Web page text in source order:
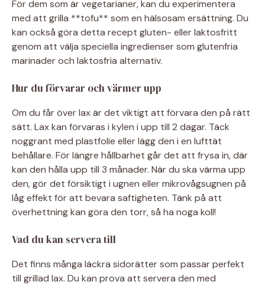
För dem som är vegetarianer, kan du experimentera
med att grilla **tofu** som en hälsosam ersättning. Du
kan också göra detta recept gluten- eller laktosfritt
genom att välja speciella ingredienser som glutenfria
marinader och laktosfria alternativ.
Hur du förvarar och värmer upp
Om du får över lax är det viktigt att förvara den på rätt
sätt. Lax kan förvaras i kylen i upp till 2 dagar. Täck
noggrant med plastfolie eller lägg den i en lufttät
behållare. För längre hållbarhet går det att frysa in, där
kan den hålla upp till 3 månader. När du ska värma upp
den, gör det försiktigt i ugnen eller mikrovågsugnen på
låg effekt för att bevara saftigheten. Tänk på att
överhettning kan göra den torr, så ha noga koll!
Vad du kan servera till
Det finns många läckra sidorätter som passar perfekt
till grillad lax. Du kan prova att servera den med